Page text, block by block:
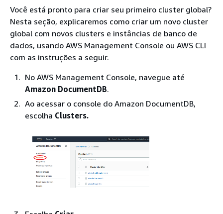
Você está pronto para criar seu primeiro cluster global?
Nesta seção, explicaremos como criar um novo cluster
global com novos clusters e instâncias de banco de
dados, usando AWS Management Console ou AWS CLI
com as instruções a seguir.
No AWS Management Console, navegue até
Amazon DocumentDB.
Ao acessar o console do Amazon DocumentDB,
escolha Clusters.